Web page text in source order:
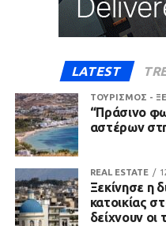
LATEST
ΤΟΥΡΙΣΜΟΣ -
“Πράσινο
αστέρων
REAL ESTATE
Ξεκίνησε η
κατοικίας
δείχνουν οι